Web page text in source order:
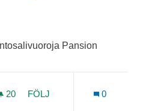
Pansion
20 20 FÖLJARE
FÖLJ
0